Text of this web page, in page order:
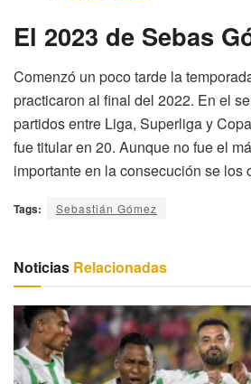
El 2023 de Sebas
Comenzó un poco tarde la
practicaron al final del 2022. En el
partidos entre Liga, Superliga y
fue titular en 20. Aunque no fue el
importante en la consecución se los
Tags: Sebastián Gómez
Noticias Relacionadas